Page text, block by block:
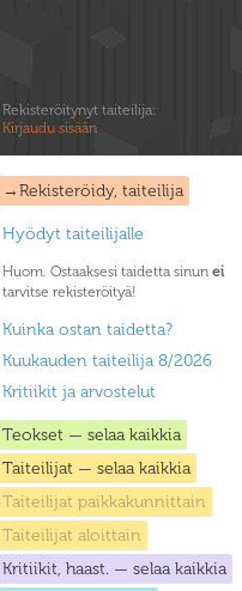
Rekisteröitynyt taiteilija:
Kirjaudu sisään
→Rekisteröidy, taiteilija
Hyödyt taiteilijalle
Huom. Ostaaksesi taidetta sinun ei
tarvitse rekisteröityä!
Kuinka ostan taidetta?
Kuukauden taiteilija 8/2026
Kritiikit ja arvostelut
Teokset — selaa kaikkia
Taiteilijat — selaa kaikkia
Taiteilijat paikkakunnittain
Taiteilijat aloittain
Kritiikit, haast. — selaa kaikkia